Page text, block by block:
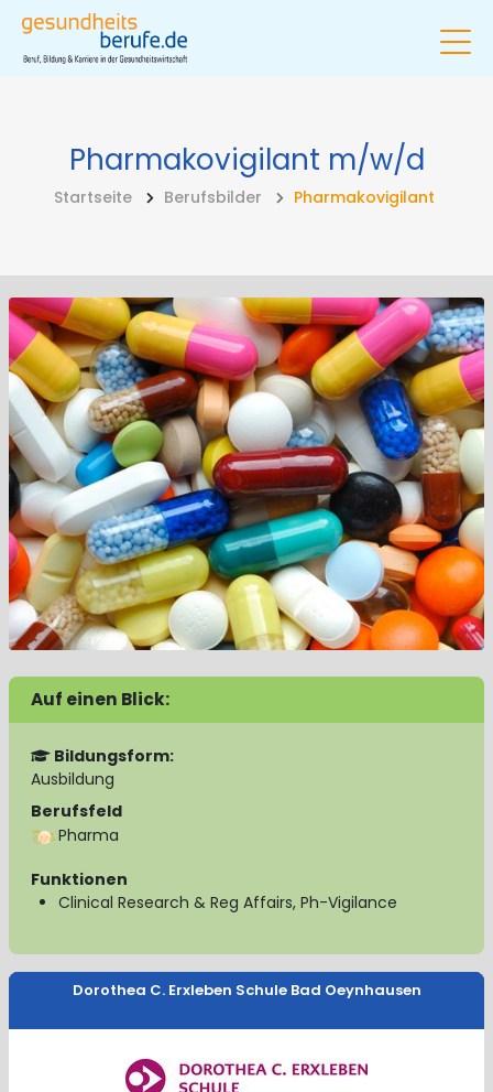
Pharmakovigilant m/w/d
Startseite Berufsbilder Pharmakovigilant
Auf einen Blick:
Bildungsform:
Ausbildung
Berufsfeld
Pharma
Funktionen
Clinical Research & Reg Affairs, Ph-Vigilance
Dorothea C. Erxleben Schule Bad Oeynhausen